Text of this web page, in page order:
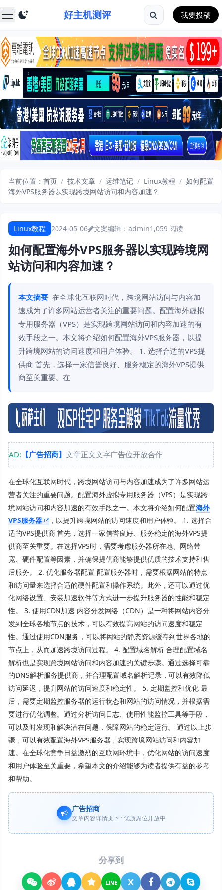
好主机测评 我要投稿
当前位置： 首页 / 技术文章 / 运维笔记 / Linux教程 / 如何配置
海外VPS服务器以实现跨境网站访问和内容加速？
Linux教程 2024-05-06 文案编辑：admin1,059 阅读
如何配置海外VPS服务器以实现跨境网
站访问和内容加速？
本文摘要 在全球化互联网时代，跨境网站访问与内容加
速成为了许多网站运营者关注的重要问题。配置海外虚拟
专用服务器（VPS）是实现跨境网站访问和内容加速的有
效手段之一。本文将介绍如何配置海外VPS服务器，以提
升跨境网站的访问速度和用户体验。 1. 选择合适的VPS提
供商 首先，选择一家信誉良好、服务稳定的海外VPS提供
商至关重要。在
AD: 【广告招商】 文章正文文字广告位开放合作
在全球化互联网时代，跨境网站访问与内容加速成为了许多网站运
营者关注的重要问题。配置海外虚拟专用服务器（VPS）是实现跨
境网站访问和内容加速的有效手段之一。本文将介绍如何配置海外
VPS服务器
，以提升跨境网站的访问速度和用户体验。 1. 选择合
适的VPS提供商 首先，选择一家信誉良好、服务稳定的海外VPS提
供商至关重要。在选择VPS时，需要考虑服务器所在地、网络带
宽、硬件配置等因素，并确保提供商能够提供优质的技术支持和售
后服务。 2. 优化服务器配置 配置服务器时，需要根据网站的特点
和访问量来选择合适的硬件配置和操作系统。此外，还可以通过优
化网络设置、安装加速软件等方式进一步提升服务器的性能和稳定
性。 3. 使用CDN加速 内容分发网络（CDN）是一种将网站内容分
发到全球各地节点的技术，可以有效提高网站的访问速度和稳定
性。通过使用CDN服务，可以将网站的静态资源缓存到世界各地的
节点上，从而加速跨境访问过程。 4. 配置域名解析 合理配置域名
解析也是实现跨境网站访问和内容加速的关键步骤。通过选择可靠
的DNS解析服务提供商，并合理配置域名解析记录，可以有效降低
访问延迟，提升网站的访问速度和稳定性。 5. 定期监控和优化 最
后，需要定期监控服务器的运行状态和网站的访问情况，并根据需
要进行优化调整。通过分析访问日志、使用性能监控工具等手段，
可以及时发现和解决潜在问题，保障网站的稳定运行。 通过以上步
骤，可以有效配置海外VPS服务器，实现跨境网站访问和内容加
速。在全球化竞争日益激烈的互联网环境中，优化网站的访问速度
和用户体验至关重要，希望本文的介绍能够为读者提供有益的参考
和帮助。
广告招商
文章内容详情页下 · 优质席位开放中
分享到
LINE X